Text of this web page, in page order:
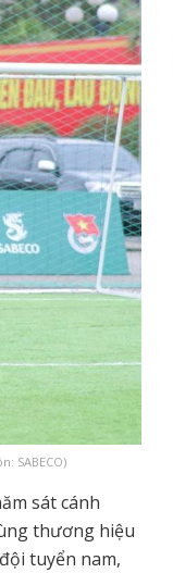
SABECO)
sát cánh
thương hiệu
tuyển nam,